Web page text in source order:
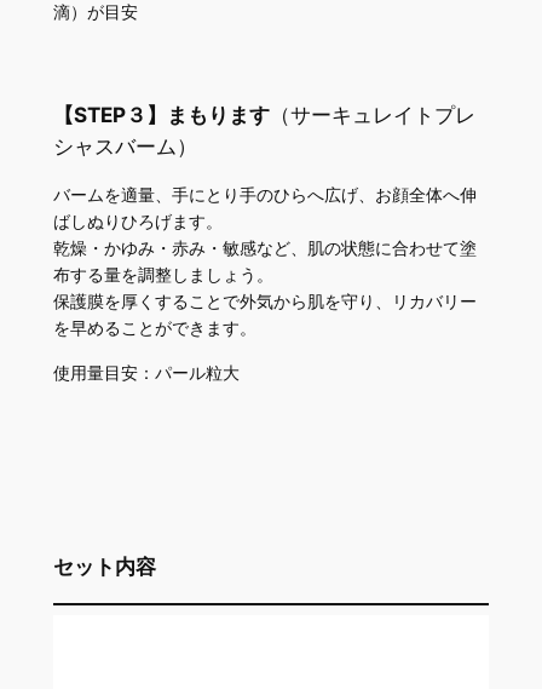
滴）が目安
【STEP３】まもります（サーキュレイトプレ
シャスバーム）
バームを適量、手にとり手のひらへ広げ、お顔全体へ伸
ばしぬりひろげます。
乾燥・かゆみ・赤み・敏感など、肌の状態に合わせて塗
布する量を調整しましょう。
保護膜を厚くすることで外気から肌を守り、リカバリー
を早めることができます。
使用量目安：パール粒大
セット内容